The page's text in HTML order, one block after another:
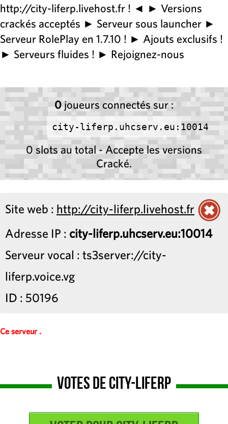
http://city-liferp.livehost.fr ! ◄ ► Versions
crackés acceptés ► Serveur sous launcher ►
Serveur RolePlay en 1.7.10 ! ► Ajouts exclusifs !
► Serveurs fluides ! ► Rejoignez-nous
0 joueurs connectés sur :
city-liferp.uhcserv.eu:10014
0 slots au total - Accepte les versions
Cracké.
Site web : http://city-liferp.livehost.fr
Adresse IP : city-liferp.uhcserv.eu:10014
Serveur vocal : ts3server://city-
liferp.voice.vg
ID : 50196
Ce serveur .
Votes de City-LifeRP